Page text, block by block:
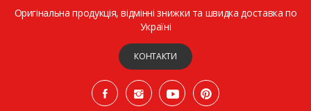
Оригінальна продукція, відмінні знижки та швидка доставка по
Україні
КОНТАКТИ